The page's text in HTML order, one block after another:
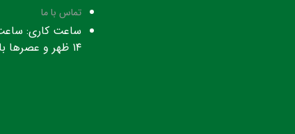
تماس با ما
۱۴ ظهر و عصرها با هماهنگی قبلی